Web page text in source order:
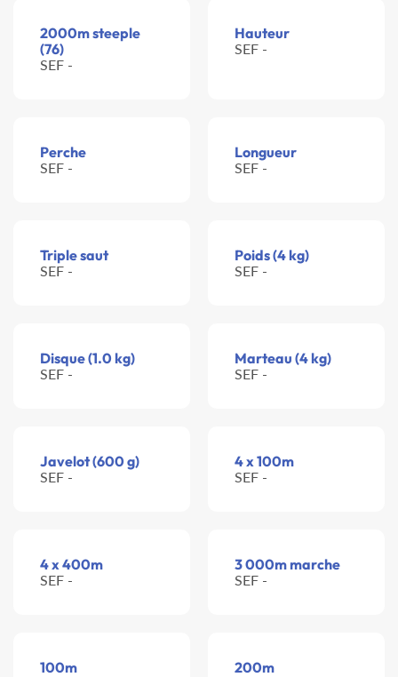
2000m steeple
(76)
SEF -
Hauteur
SEF -
Perche
SEF -
Longueur
SEF -
Triple saut
SEF -
Poids (4 kg)
SEF -
Disque (1.0 kg)
SEF -
Marteau (4 kg)
SEF -
Javelot (600 g)
SEF -
4 x 100m
SEF -
4 x 400m
SEF -
3 000m marche
SEF -
100m 200m